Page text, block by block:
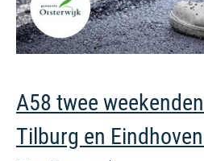
A58 twee
Tilburg en